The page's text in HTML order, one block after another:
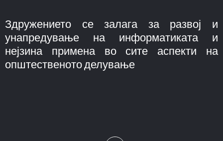
Здружението се залага за развој и
унапредување на информатиката и
нејзина примена во сите аспекти на
општественото делување